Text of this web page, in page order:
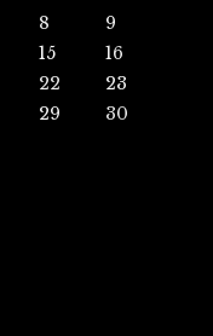
8
9
15
16
22
23
29
30